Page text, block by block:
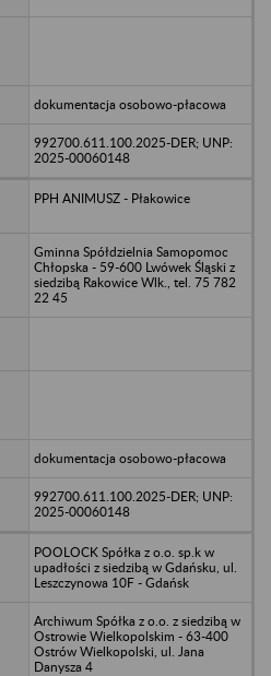
dokumentacja osobowo-płacowa
992700.611.100.2025-DER; UNP:
2025-00060148
PPH ANIMUSZ - Płakowice
Gminna Spółdzielnia Samopomoc
Chłopska - 59-600 Lwówek Śląski z
siedzibą Rakowice Wlk., tel. 75 782
22 45
dokumentacja osobowo-płacowa
992700.611.100.2025-DER; UNP:
2025-00060148
POOLOCK Spółka z o.o. sp.k w
upadłości z siedzibą w Gdańsku, ul.
Leszczynowa 10F - Gdańsk
Archiwum Spółka z o.o. z siedzibą w
Ostrowie Wielkopolskim - 63-400
Ostrów Wielkopolski, ul. Jana
Danysza 4